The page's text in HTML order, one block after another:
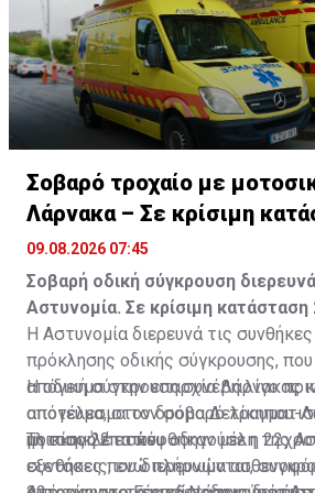
Σοβαρό τροχαίο με
Λάρνακα – Σε κρίσιμη
22χρονη
09.08.2026 07:45
Σοβαρή οδική σύγκρουση
Αστυνομία. Σε κρίσιμη κατάσταση
Η Αστυνομία διερευνά τις συνθήκες
πρόκλησης οδικής σύγκρουσης,
απόγευμα στην επαρχία Λάρνακας
αποτέλεσμα τον σοβαρό
ηλικίας 22 ετών.
Η οδική σύγκρουση συνέβη λίγο
απόγευμα, στον δρόμο Δελίκηπου-
μοτοσικλέτα που οδηγούσε η
συνθήκες που διερευνώνται,
Τη σκηνή επισκέφθηκαν μέλη της
εξετάσεις, ενώ πλήρωμα